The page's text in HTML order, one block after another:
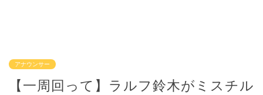
アナウンサー
【一周回って】ラルフ鈴木がミスチル